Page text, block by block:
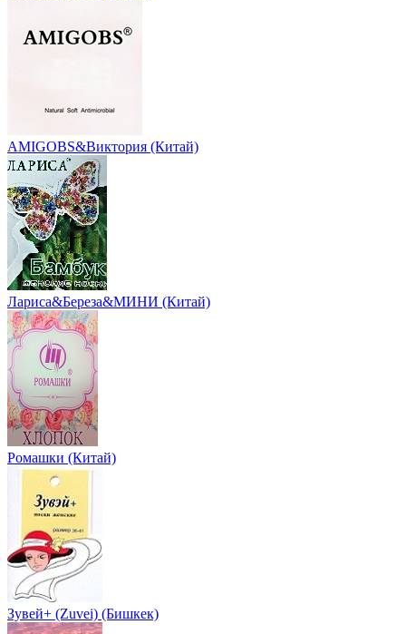
AMIGOBS&Виктория (Китай)
Лариса&Береза&МИНИ (Китай)
Ромашки (Китай)
Зувей+ (Zuvei) (Бишкек)